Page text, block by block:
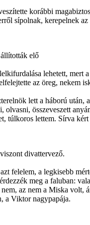
korábbi
sípolnak, kerepelnek
elő
lehetett,
az öreg, nekem
lett a háború
összeveszett
túlkoros lettem. Sírva
divattervező.
felelem, a legkisebb
meg a faluban:
az nem a Miska
a Viktor nagypapája.